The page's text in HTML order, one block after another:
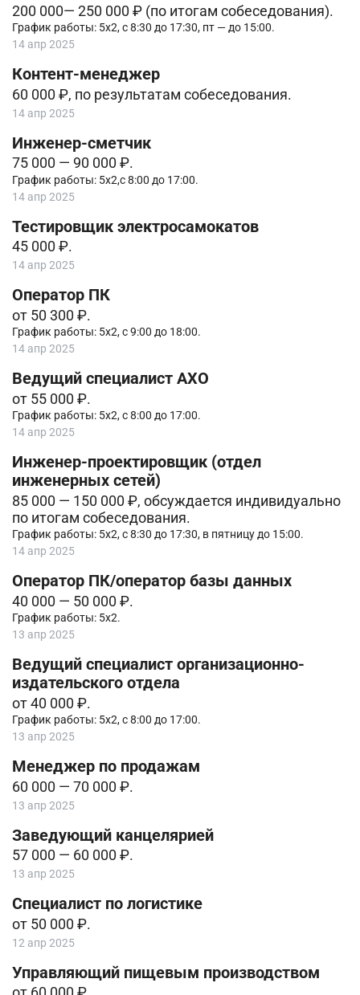
200 000— 250 000 ₽ (по итогам собеседования).
График работы: 5х2, с 8:30 до 17:30, пт — до 15:00.
14 апр 2025
Контент-менеджер
60 000 ₽, по результатам собеседования.
14 апр 2025
Инженер-сметчик
75 000 — 90 000 ₽.
График работы: 5х2,с 8:00 до 17:00.
14 апр 2025
Тестировщик электросамокатов
45 000 ₽.
14 апр 2025
Оператор ПК
от 50 300 ₽.
График работы: 5х2, с 9:00 до 18:00.
14 апр 2025
Ведущий специалист АХО
от 55 000 ₽.
График работы: 5х2, с 8:00 до 17:00.
14 апр 2025
Инженер-проектировщик (отдел
инженерных сетей)
85 000 — 150 000 ₽, обсуждается индивидуально
по итогам собеседования.
График работы: 5х2, с 8:30 до 17:30, в пятницу до 15:00.
14 апр 2025
Оператор ПК/оператор базы данных
40 000 — 50 000 ₽.
График работы: 5х2.
13 апр 2025
Ведущий специалист организационно-
издательского отдела
от 40 000 ₽.
График работы: 5х2, с 8:00 до 17:00.
13 апр 2025
Менеджер по продажам
60 000 — 70 000 ₽.
13 апр 2025
Заведующий канцелярией
57 000 — 60 000 ₽.
13 апр 2025
Специалист по логистике
от 50 000 ₽.
12 апр 2025
Управляющий пищевым производством